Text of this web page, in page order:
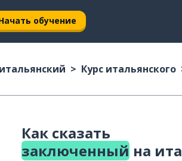
обучение
Курс итальянского
Как сказать
заключенный на